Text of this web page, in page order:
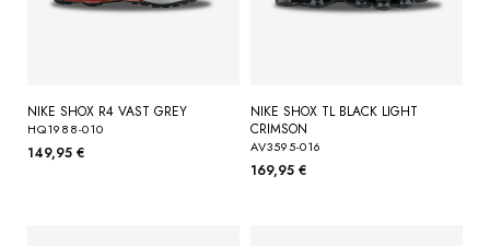
NIKE SHOX R4 VAST GREY
HQ1988-010
149,95 €
NIKE SHOX TL BLACK LIGHT
CRIMSON
AV3595-016
169,95 €